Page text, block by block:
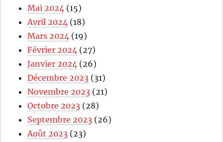
Mai 2024 (15)
Avril 2024 (18)
Mars 2024 (19)
Février 2024 (27)
Janvier 2024 (26)
Décembre 2023 (31)
Novembre 2023 (21)
Octobre 2023 (28)
Septembre 2023 (26)
Août 2023 (23)